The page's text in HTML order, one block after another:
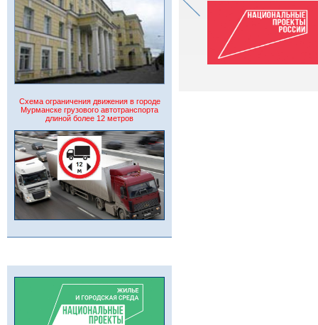
Схема ограничения движения в городе
Мурманске грузового автотранспорта
длиной более 12 метров